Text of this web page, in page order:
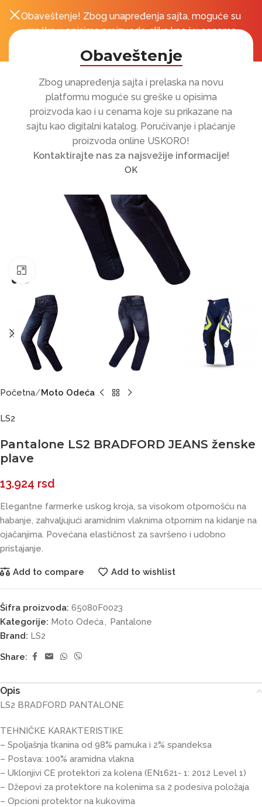
Obaveštenje
Zbog unapređenja sajta i prelaska na novu
platformu moguće su greške u opisima
proizvoda kao i u cenama koje su prikazane na
sajtu kao digitalni katalog. Poručivanje i plaćanje
proizvoda online USKORO!
Kontaktirajte nas za najsvežije informacije!
OK
Obaveštenje! Zbog unapređenja sajta, moguće su
greške u opisima proizvoda, slika kao i u cenama
Click to enlarge
Početna Moto Odeća
LS2
Pantalone LS2 BRADFORD JEANS ženske
plave
13.924 rsd
Elegantne farmerke uskog kroja, sa visokom otpornošću na
habanje, zahvaljujući aramidnim vlaknima otpornim na kidanje na
ojačanjima. Povećana elastičnost za savršeno i udobno
pristajanje.
Add to compare Add to wishlist
Šifra proizvoda: 65080F0023
Kategorije: Moto Odeća, Pantalone
Brand: LS2
Share:
Opis
LS2 BRADFORD PANTALONE
TEHNIČKE KARAKTERISTIKE
– Spoljašnja tkanina od 98% pamuka i 2% spandeksa
– Postava: 100% aramidna vlakna
– Uklonjivi CE protektori za kolena (EN1621- 1: 2012 Level 1)
– Džepovi za protektore na kolenima sa 2 podesiva položaja
– Opcioni protektor na kukovima